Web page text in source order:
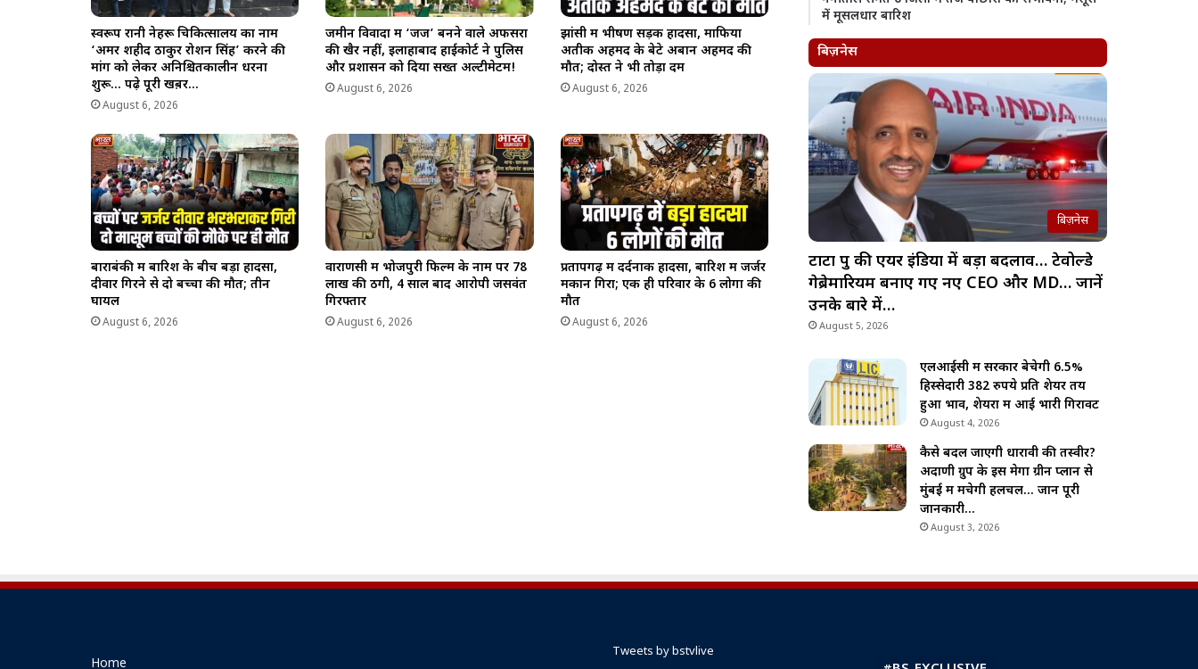
स्वरूप रानी नेहरू चिकित्सालय का नाम
‘अमर शहीद ठाकुर रोशन सिंह’ करने की
मांग को लेकर अनिश्चितकालीन धरना
शुरू… पढ़े पूरी खब़र…
August 6, 2026
जमीन विवादों में ‘जज’ बनने वाले अफसरों
की खैर नहीं, इलाहाबाद हाईकोर्ट ने पुलिस
और प्रशासन को दिया सख्त अल्टीमेटम!
August 6, 2026
झांसी में भीषण सड़क हादसा, माफिया
अतीक अहमद के बेटे अबान अहमद की
मौत; दोस्त ने भी तोड़ा दम
August 6, 2026
बाराबंकी में बारिश के बीच बड़ा हादसा,
दीवार गिरने से दो बच्चों की मौत; तीन
घायल
August 6, 2026
वाराणसी में भोजपुरी फिल्म के नाम पर 78
लाख की ठगी, 4 साल बाद आरोपी जसवंत
गिरफ्तार
August 6, 2026
प्रतापगढ़ में दर्दनाक हादसा, बारिश में जर्जर
मकान गिरा; एक ही परिवार के 6 लोगों की
मौत
August 6, 2026
में मूसलधार बारिश
बिज़नेस
बिज़नेस
टाटा ग्रुप की एयर इंडिया में बड़ा बदलाव… टेवोल्डे
गेब्रेमारियम बनाए गए नए CEO और MD… जानें
उनके बारे में…
August 5, 2026
एलआईसी में सरकार बेचेगी 6.5%
हिस्सेदारी 382 रुपये प्रति शेयर तय
हुआ भाव, शेयरों में आई भारी गिरावट
August 4, 2026
कैसे बदल जाएगी धारावी की तस्वीर?
अदाणी ग्रुप के इस मेगा ग्रीन प्लान से
मुंबई में मचेगी हलचल… जानें पूरी
जानकारी…
August 3, 2026
Home
Tweets by bstvlive